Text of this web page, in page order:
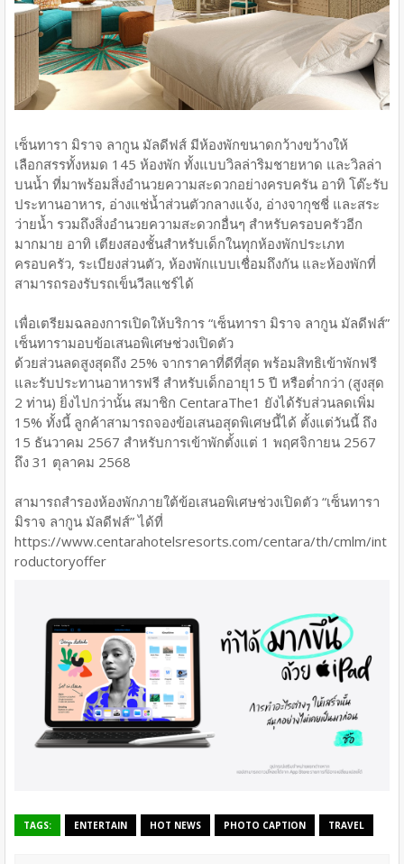
เซ็นทารา มิราจ ลากูน มัลดีฟส์ มีห้องพักขนาดกว้างขว้างให้
เลือกสรรทั้งหมด 145 ห้องพัก ทั้งแบบวิลล่าริมชายหาด และวิลล่า
บนน้ำ ที่มาพร้อมสิ่งอำนวยความสะดวกอย่างครบครัน อาทิ โต๊ะรับ
ประทานอาหาร, อ่างแช่น้ำส่วนตัวกลางแจ้ง, อ่างจากุชชี่ และสระ
ว่ายน้ำ รวมถึงสิ่งอำนวยความสะดวกอื่นๆ สำหรับครอบครัวอีก
มากมาย อาทิ เตียงสองชั้นสำหรับเด็กในทุกห้องพักประเภท
ครอบครัว, ระเบียงส่วนตัว, ห้องพักแบบเชื่อมถึงกัน และห้องพักที่
สามารถรองรับรถเข็นวีลแชร์ได้
เพื่อเตรียมฉลองการเปิดให้บริการ “เซ็นทารา มิราจ ลากูน มัลดีฟส์”
เซ็นทารามอบข้อเสนอพิเศษช่วงเปิดตัว
ด้วยส่วนลดสูงสุดถึง 25% จากราคาที่ดีที่สุด พร้อมสิทธิเข้าพักฟรี
และรับประทานอาหารฟรี สำหรับเด็กอายุ15 ปี หรือต่ำกว่า (สูงสุด
2 ท่าน) ยิ่งไปกว่านั้น สมาชิก CentaraThe1 ยังได้รับส่วนลดเพิ่ม
15% ทั้งนี้ ลูกค้าสามารถจองข้อเสนอสุดพิเศษนี้ได้ ตั้งแต่วันนี้ ถึง
15 ธันวาคม 2567 สำหรับการเข้าพักตั้งแต่ 1 พฤศจิกายน 2567
ถึง 31 ตุลาคม 2568
สามารถสำรองห้องพักภายใต้ข้อเสนอพิเศษช่วงเปิดตัว “เซ็นทารา
มิราจ ลากูน มัลดีฟส์” ได้ที่
https://www.centarahotelsresorts.com/centara/th/cmlm/int
roductoryoffer
TAGS: ENTERTAIN HOT NEWS PHOTO CAPTION TRAVEL